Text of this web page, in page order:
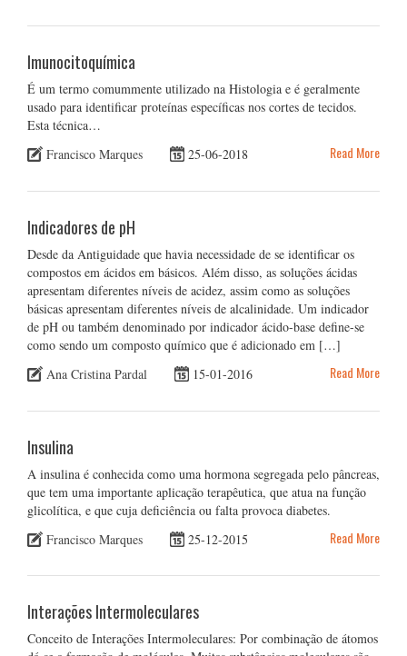
Imunocitoquímica
É um termo comummente utilizado na Histologia e é geralmente
usado para identificar proteínas específicas nos cortes de tecidos.
Esta técnica…
Francisco Marques
25-06-2018 Read More
Indicadores de pH
Desde da Antiguidade que havia necessidade de se identificar os
compostos em ácidos em básicos. Além disso, as soluções ácidas
apresentam diferentes níveis de acidez, assim como as soluções
básicas apresentam diferentes níveis de alcalinidade. Um indicador
de pH ou também denominado por indicador ácido-base define-se
como sendo um composto químico que é adicionado em […]
Ana Cristina Pardal
15-01-2016 Read More
Insulina
A insulina é conhecida como uma hormona segregada pelo pâncreas,
que tem uma importante aplicação terapêutica, que atua na função
glicolítica, e que cuja deficiência ou falta provoca diabetes.
Francisco Marques
25-12-2015 Read More
Interações Intermoleculares
Conceito de Interações Intermoleculares: Por combinação de átomos